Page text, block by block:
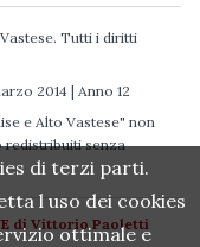
Tutti i diritti
2014 | Anno 12
e Alto Vastese" non
redistribuiti senza
di Vittorio Paoletti
di terzi parti.
l uso dei cookies
ottimale e